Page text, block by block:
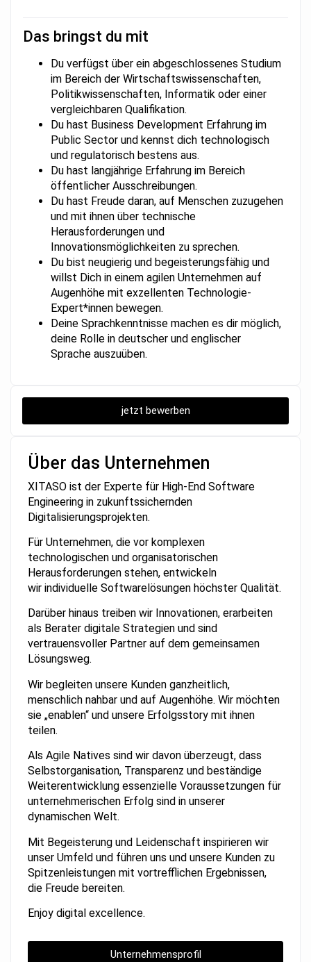
Das bringst du mit
Du verfügst über ein abgeschlossenes Studium
im Bereich der Wirtschaftswissenschaften,
Politikwissenschaften, Informatik oder einer
vergleichbaren Qualifikation.
Du hast Business Development Erfahrung im
Public Sector und kennst dich technologisch
und regulatorisch bestens aus.
Du hast langjährige Erfahrung im Bereich
öffentlicher Ausschreibungen.
Du hast Freude daran, auf Menschen zuzugehen
und mit ihnen über technische
Herausforderungen und
Innovationsmöglichkeiten zu sprechen.
Du bist neugierig und begeisterungsfähig und
willst Dich in einem agilen Unternehmen auf
Augenhöhe mit exzellenten Technologie-
Expert*innen bewegen.
Deine Sprachkenntnisse machen es dir möglich,
deine Rolle in deutscher und englischer
Sprache auszuüben.
jetzt bewerben
Über das Unternehmen
XITASO ist der Experte für High-End Software
Engineering in zukunftssichernden
Digitalisierungsprojekten.
Für Unternehmen, die vor komplexen
technologischen und organisatorischen
Herausforderungen stehen, entwickeln
wir individuelle Softwarelösungen höchster Qualität.
Darüber hinaus treiben wir Innovationen, erarbeiten
als Berater digitale Strategien und sind
vertrauensvoller Partner auf dem gemeinsamen
Lösungsweg.
Wir begleiten unsere Kunden ganzheitlich,
menschlich nahbar und auf Augenhöhe. Wir möchten
sie „enablen“ und unsere Erfolgsstory mit ihnen
teilen.
Als Agile Natives sind wir davon überzeugt, dass
Selbstorganisation, Transparenz und beständige
Weiterentwicklung essenzielle Voraussetzungen für
unternehmerischen Erfolg sind in unserer
dynamischen Welt.
Mit Begeisterung und Leidenschaft inspirieren wir
unser Umfeld und führen uns und unsere Kunden zu
Spitzenleistungen mit vortrefflichen Ergebnissen,
die Freude bereiten.
Enjoy digital excellence.
Unternehmensprofil